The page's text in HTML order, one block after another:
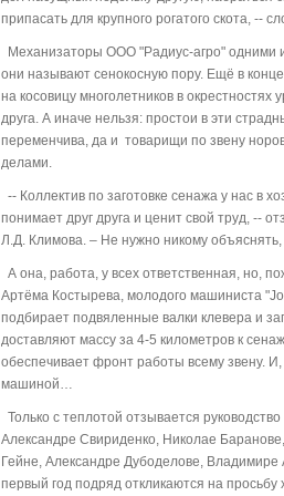
припасать для крупного рогатого скота,
Механизаторы ООО "Радиус-агро" одними
они называют сенокосную пору. Ещё в
на косовицу многолетников в
друга. А иначе нельзя: простои в эти
переменчива, да и товарищи по звену
делами.
-- Коллектив по заготовке сенажа у нас в
понимает друг друга и ценит свой труд, --
Л.Д. Климова. – Не нужно никому объяснять,
А она, работа, у всех ответственная, но,
Артёма Костырева, молодого машиниста
подбирает подвяленные валки клевера и
доставляют массу за 4-5 километров к
обеспечивает фронт работы всему звену. И,
машиной…
Только с теплотой отзывается
Александре Свириденко, Николае
Гейне, Александре Дубоделове,
первый год подряд откликаются на